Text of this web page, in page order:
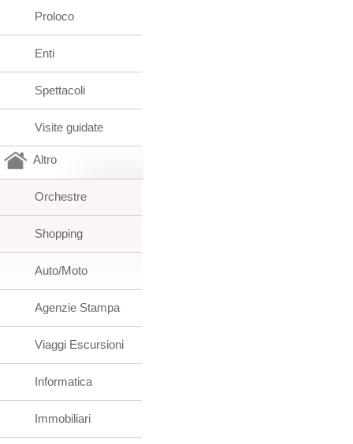
Proloco
Enti
Spettacoli
Visite guidate
Altro
Orchestre
Shopping
Auto/Moto
Agenzie Stampa
Viaggi Escursioni
Informatica
Immobiliari